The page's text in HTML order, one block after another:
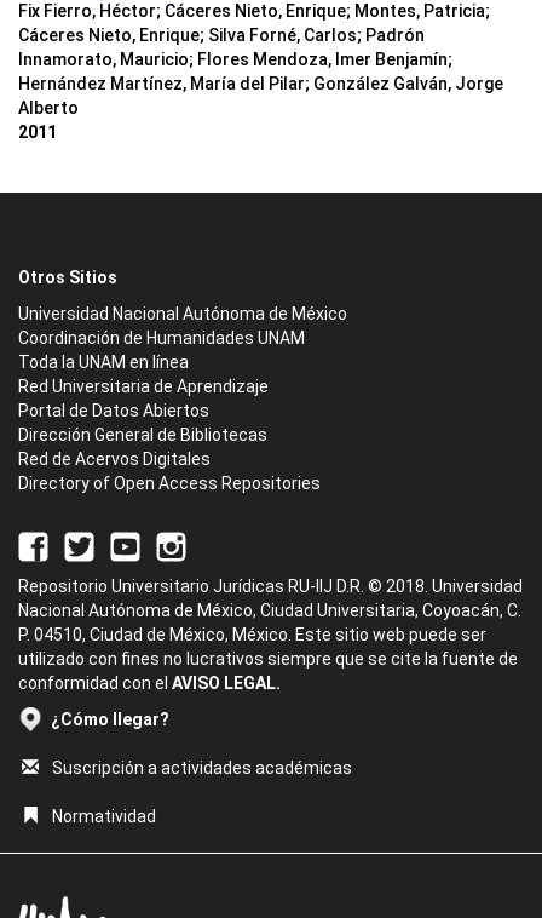
Fix Fierro, Héctor; Cáceres Nieto, Enrique; Montes, Patricia;
Cáceres Nieto, Enrique; Silva Forné, Carlos; Padrón
Innamorato, Mauricio; Flores Mendoza, Imer Benjamín;
Hernández Martínez, María del Pilar; González Galván, Jorge
Alberto
2011
Otros Sitios
Universidad Nacional Autónoma de México
Coordinación de Humanidades UNAM
Toda la UNAM en línea
Red Universitaria de Aprendizaje
Portal de Datos Abiertos
Dirección General de Bibliotecas
Red de Acervos Digitales
Directory of Open Access Repositories
Repositorio Universitario Jurídicas RU-IIJ D.R. © 2018. Universidad
Nacional Autónoma de México, Ciudad Universitaria, Coyoacán, C.
P. 04510, Ciudad de México, México. Este sitio web puede ser
utilizado con fines no lucrativos siempre que se cite la fuente de
conformidad con el AVISO LEGAL.
¿Cómo llegar?
Suscripción a actividades académicas
Normatividad